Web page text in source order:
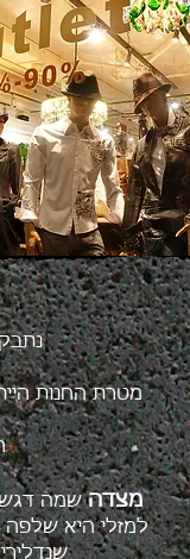
מטרת החנות
מצדהשמה דגש
למזלי היא שלפה